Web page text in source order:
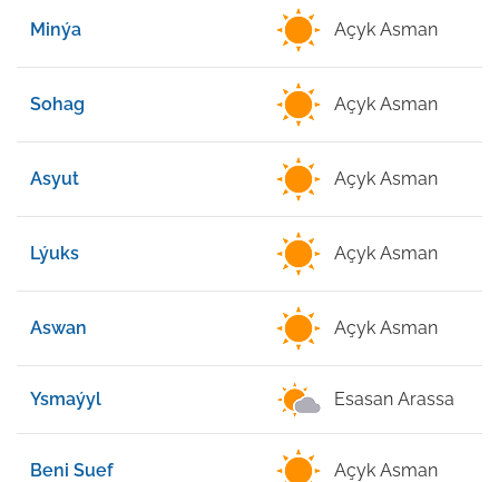
Minýa Açyk Asman
Sohag Açyk Asman
Asyut Açyk Asman
Lýuks Açyk Asman
Aswan Açyk Asman
Ysmaýyl Esasan Arassa
Beni Suef Açyk Asman